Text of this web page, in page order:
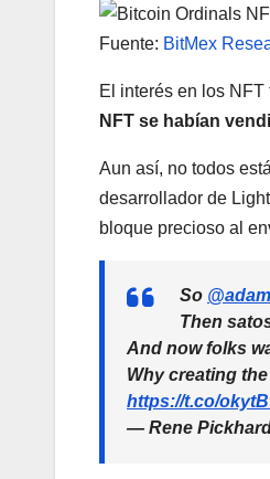
Fuente: BitMex
El interés en los
NFT se habían
Aun así, no todos
desarrollador de
bloque precioso al
So
Then
And now folks
Why creating the
https://t.co/
— Rene